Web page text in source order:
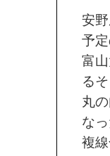
安
予
富
るそ
丸
な
複